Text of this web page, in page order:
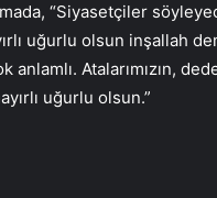
“Siyasetçiler
uğurlu olsun inşallah
Atalarımızın,
uğurlu olsun.”